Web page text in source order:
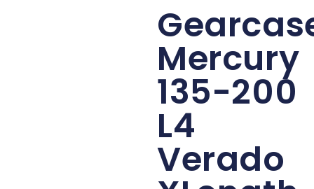
Mercury
135-200
L4
Verado